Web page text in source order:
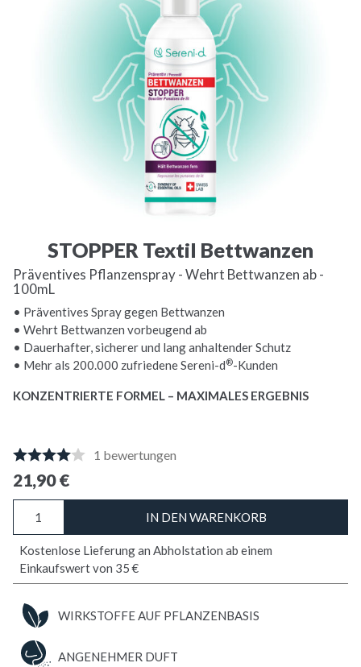
STOPPER Textil Bettwanzen
Präventives Pflanzenspray - Wehrt Bettwanzen ab -
100mL
• Präventives Spray gegen Bettwanzen
• Wehrt Bettwanzen vorbeugend ab
• Dauerhafter, sicherer und lang anhaltender Schutz
• Mehr als 200.000 zufriedene Sereni-d®-Kunden
KONZENTRIERTE FORMEL – MAXIMALES ERGEBNIS
1 bewertungen
21,90€
Textil
Bettwanzen
Menge
IN DEN WARENKORB
Kostenlose Lieferung an Abholstation ab einem
Einkaufswert von 35 €
WIRKSTOFFE AUF PFLANZENBASIS
ANGENEHMER DUFT